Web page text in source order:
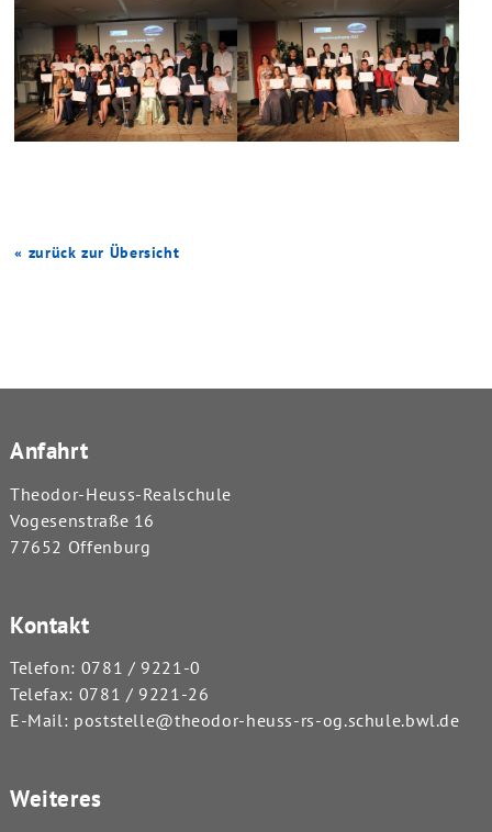
« zurück zur Übersicht
Anfahrt
Theodor-Heuss-Realschule
Vogesenstraße 16
77652 Offenburg
Kontakt
Telefon: 0781 / 9221-0
Telefax: 0781 / 9221-26
E-Mail: poststelle@theodor-heuss-rs-og.schule.bwl.de
Weiteres